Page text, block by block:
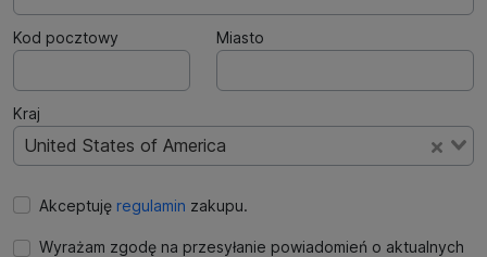
Kod pocztowy Miasto
Kraj
United States of America
Akceptuję regulamin zakupu.
Wyrażam zgodę na przesyłanie powiadomień o aktualnych